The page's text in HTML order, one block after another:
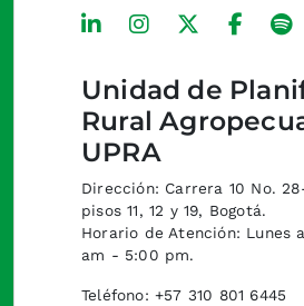
Unidad de
Rural
UPRA
Dirección: Carrera 10 No.
pisos 11, 12 y 19, Bogotá.
Horario de Atención: Lunes
am - 5:00 pm.
Teléfono: +57 310 801 6445